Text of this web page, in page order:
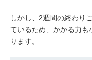
しかし、2週間の終わり
ているため、かかる力
ります。